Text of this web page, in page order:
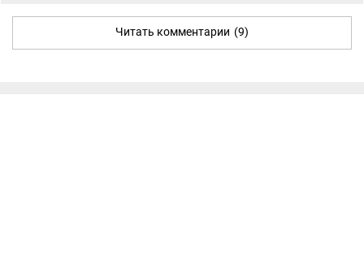
Читать комментарии (9)